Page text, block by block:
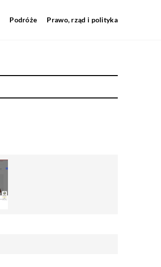
Podróże Prawo, rząd i polityka